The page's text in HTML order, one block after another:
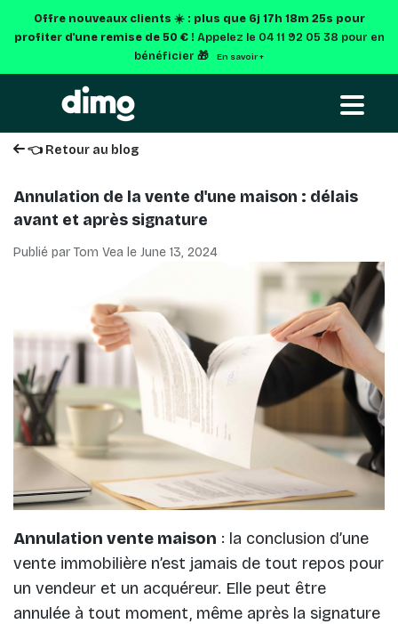
Offre nouveaux clients ☀️ : plus que 6j 17h 18m 24s pour
profiter d'une remise de 50 € ! Appelez le 04 11 92 05 38 pour en
bénéficier 🎁
En savoir +
👈 Retour au blog
Annulation de la vente d'une maison : délais
avant et après signature
Publié par Tom Vea le June 13, 2024
Annulation vente maison : la conclusion d’une
vente immobilière n’est jamais de tout repos pour
un vendeur et un acquéreur. Elle peut être
annulée à tout moment, même après la signature